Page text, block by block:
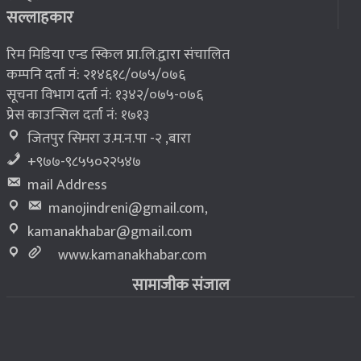
८ भूकम्प पीडितलाई घर निर्माण गर्न लालपुर्जा
सल्लाहकार
रिम मिडिया एन्ड स्किल प्रा.लि.द्वारा संचालित
कम्पनि दर्ता नं: २१४६१८/०७५/०७६
सूचना विभाग दर्ता नं: १३४२/०७५-०७६
प्रेस काउन्सिल दर्ता नं: १७१३
जितपुर सिमरा उ.म.न.पा -२ ,बारा
+९७७-९८५५०२२५४७
mail Address
manojindreni@gmail.com,
kamanakhabar@gmail.com
www.kamanakhabar.com
सामाजीक संजाल